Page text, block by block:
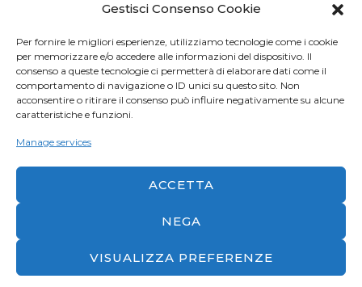
Gestisci Consenso Cookie
Per fornire le migliori esperienze, utilizziamo tecnologie come i cookie
per memorizzare e/o accedere alle informazioni del dispositivo. Il
consenso a queste tecnologie ci permetterà di elaborare dati come il
comportamento di navigazione o ID unici su questo sito. Non
acconsentire o ritirare il consenso può influire negativamente su alcune
caratteristiche e funzioni.
Manage services
ACCETTA
NEGA
VISUALIZZA PREFERENZE
Titolare NutriCenter: Dott.ssa Federica Colaiacovo Via
V. Emanuele III, 33 67030 Bugnara (AQ) - iscritta all'
AA_065676 - P.IVA 02163680446 - Copyright © 2026 All
Rights Reserved
Sito web realizzato da Junior Web
GESTISCI